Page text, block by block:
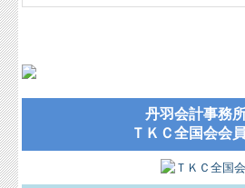
丹羽会計事務
ＴＫＣ全国会会